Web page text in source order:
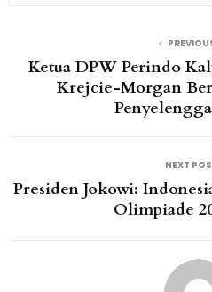
Ketua DPW Perindo
Krejcie-Morgan
NEXT
Presiden Jokowi:
Olimpiade